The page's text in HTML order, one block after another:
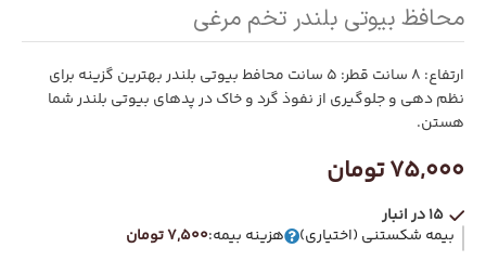
محافظ بیوتی بلندر تخم مرغی
ارتفاع: 8 سانت قطر: 5 سانت محافط بیوتی بلندر بهترین گزینه برای
نظم دهی و جلوگیری از نفوذ گرد و خاک در پدهای بیوتی بلندر شما
هستن.
75,000تومان
15 در انبار
بیمه شکستنی (اختیاری) هزینه بیمه:7,500 تومان